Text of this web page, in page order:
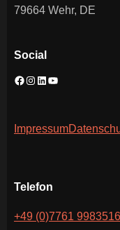
79664 Wehr, DE
Social
Impressum
Telefon
+49 (0)7761 9983516